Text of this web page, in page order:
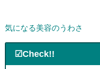
気になる美容のうわさ
☑Check!!